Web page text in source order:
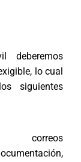
deberemos
lo cual
siguientes
correos